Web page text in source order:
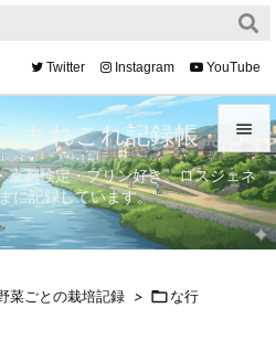


メニュ

サイド
Twitter Instagram YouTube
あれこれ記録帳
京都検定・プリン好き。ロスジェネ
に記録しています。
菜ごとの栽培記録 > な行